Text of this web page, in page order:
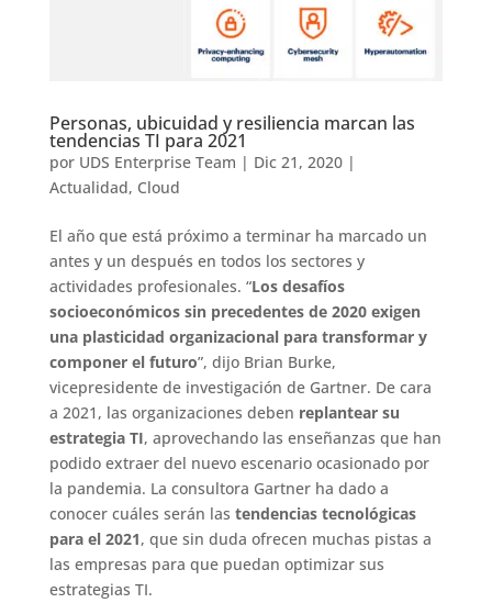
Personas, ubicuidad y resiliencia marcan las
tendencias TI para 2021
por UDS Enterprise Team | Dic 21, 2020|
Actualidad, Cloud
El año que está próximo a terminar ha marcado un
antes y un después en todos los sectores y
actividades profesionales. “Los desafíos
socioeconómicos sin precedentes de 2020 exigen
una plasticidad organizacional para transformar y
componer el futuro”, dijo Brian Burke,
vicepresidente de investigación de Gartner. De cara
a 2021, las organizaciones deben replantear su
estrategia TI, aprovechando las enseñanzas que han
podido extraer del nuevo escenario ocasionado por
la pandemia. La consultora Gartner ha dado a
conocer cuáles serán las tendencias tecnológicas
para el 2021, que sin duda ofrecen muchas pistas a
las empresas para que puedan optimizar sus
estrategias TI.